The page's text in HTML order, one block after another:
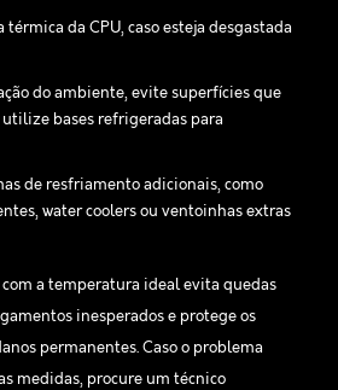
da CPU, caso esteja desgastada
do ambiente, evite superfícies que
bases refrigeradas para
de resfriamento adicionais, como
water coolers ou ventoinhas extras
a temperatura ideal evita quedas
inesperados e protege os
permanentes. Caso o problema
medidas, procure um técnico